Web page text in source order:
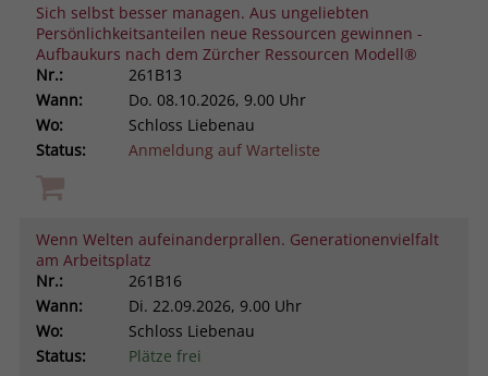
Sich selbst besser managen. Aus ungeliebten
Persönlichkeitsanteilen neue Ressourcen gewinnen -
Aufbaukurs nach dem Zürcher Ressourcen Modell®
Nr.:
261B13
Wann:
Do. 08.10.2026, 9.00 Uhr
Wo:
Schloss Liebenau
Status:
Anmeldung auf Warteliste
Wenn Welten aufeinanderprallen. Generationenvielfalt
am Arbeitsplatz
Nr.:
261B16
Wann:
Di. 22.09.2026, 9.00 Uhr
Wo:
Schloss Liebenau
Status:
Plätze frei
Laufzeit 1 Jahr
Zweck
Microsoft Clarity setzt dieses Cookie,
um die Seitenaufrufe eines Benutzers
zu speichern und in einer einzigen
Sitzungsaufzeichnung